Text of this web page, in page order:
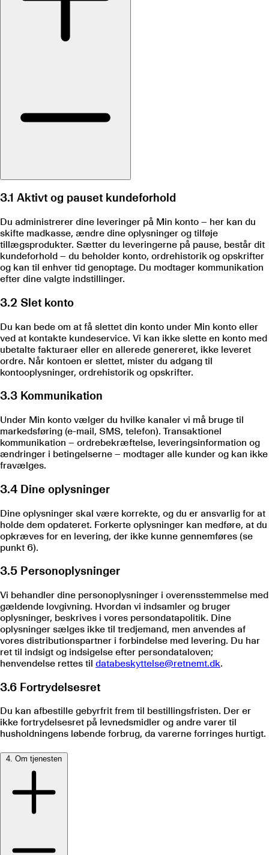
3.1 Aktivt og pauset kundeforhold
Du administrerer dine leveringer på Min konto – her kan du
skifte madkasse, ændre dine oplysninger og tilføje
tillægsprodukter. Sætter du leveringerne på pause, består dit
kundeforhold – du beholder konto, ordrehistorik og opskrifter
og kan til enhver tid genoptage. Du modtager kommunikation
efter dine valgte indstillinger.
3.2 Slet konto
Du kan bede om at få slettet din konto under Min konto eller
ved at kontakte kundeservice. Vi kan ikke slette en konto med
ubetalte fakturaer eller en allerede genereret, ikke leveret
ordre. Når kontoen er slettet, mister du adgang til
kontooplysninger, ordrehistorik og opskrifter.
3.3 Kommunikation
Under Min konto vælger du hvilke kanaler vi må bruge til
markedsføring (e-mail, SMS, telefon). Transaktionel
kommunikation – ordrebekræftelse, leveringsinformation og
ændringer i betingelserne – modtager alle kunder og kan ikke
fravælges.
3.4 Dine oplysninger
Dine oplysninger skal være korrekte, og du er ansvarlig for at
holde dem opdateret. Forkerte oplysninger kan medføre, at du
opkræves for en levering, der ikke kunne gennemføres (se
punkt 6).
3.5 Personoplysninger
Vi behandler dine personoplysninger i overensstemmelse med
gældende lovgivning. Hvordan vi indsamler og bruger
oplysninger, beskrives i vores persondatapolitik. Dine
oplysninger sælges ikke til tredjemand, men anvendes af
vores distributionspartner i forbindelse med levering. Du har
ret til indsigt og indsigelse efter persondataloven;
henvendelse rettes til databeskyttelse@retnemt.dk.
3.6 Fortrydelsesret
Du kan afbestille gebyrfrit frem til bestillingsfristen. Der er
ikke fortrydelsesret på levnedsmidler og andre varer til
husholdningens løbende forbrug, da varerne forringes hurtigt.